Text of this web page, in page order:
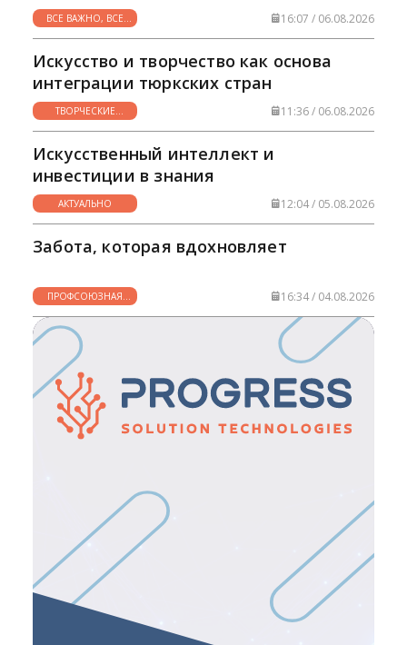
ВСЕ ВАЖНО, ВСЕ
НУЖНО
16:07 / 06.08.2026
Искусство и творчество как основа
интеграции тюркских стран
ТВОРЧЕСКИЕ
ГОРИЗОНТЫ
11:36 / 06.08.2026
Искусственный интеллект и
инвестиции в знания
АКТУАЛЬНО 12:04 / 05.08.2026
Забота, которая вдохновляет
ПРОФСОЮЗНАЯ
ЖИЗНЬ
16:34 / 04.08.2026